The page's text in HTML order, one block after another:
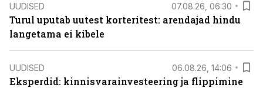
UUDISED 07.08.26, 06:30
Turul uputab uutest korteritest: arendajad hindu
langetama ei kibele
UUDISED 06.08.26, 14:06
Eksperdid: kinnisvarainvesteering ja flippimine